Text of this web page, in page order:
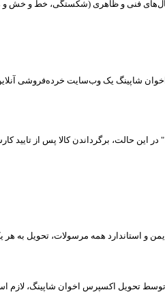
" در این حالت، برگرداندن کالا پس از